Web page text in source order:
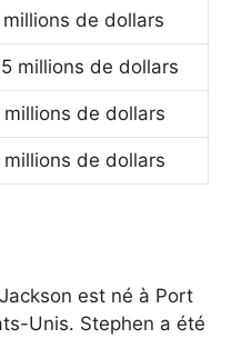
millions de dollars
millions de dollars
millions de dollars
millions de dollars
est né à Port
Unis. Stephen a été